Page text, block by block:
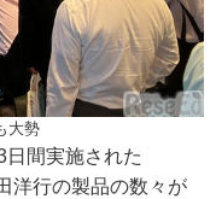
大勢
間実施された
洋行の製品の数々が